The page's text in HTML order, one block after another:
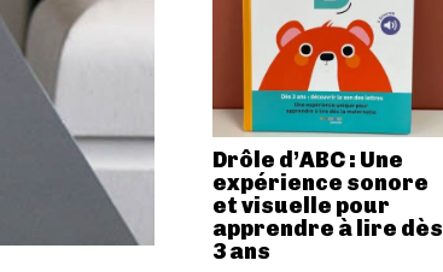
Drôle d’ABC : Une
expérience sonore
et visuelle pour
apprendre à lire dès
3 ans